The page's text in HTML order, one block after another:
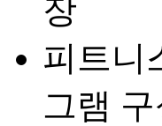
장
피트니
그램 구